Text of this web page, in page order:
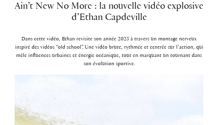
Ain’t New No More : la nouvelle vidéo explosive
d’Ethan Capdeville
Dans cette vidéo, Ethan revisite son année 2025 à travers un montage nerveux
inspiré des vidéos “old school”. Une vidéo brute, rythmée et centrée sur l’action, qui
mêle influences urbaines et énergie océanique, tout en marquant un tournant dans
son évolution sportive.